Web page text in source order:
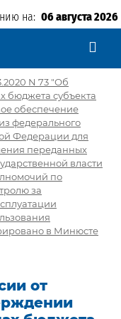
на: 06 августа 2026
N 73 "Об
бюджета субъекта
обеспечение
федерального
Федерации для
переданных
власти
по
за
в Минюсте
от